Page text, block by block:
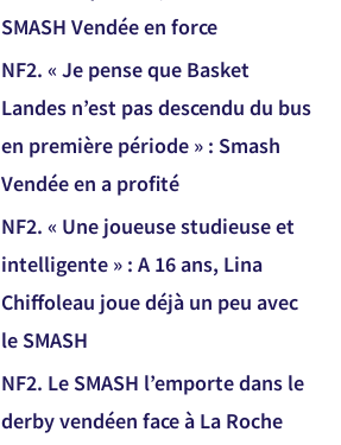
SMASH Vendée en force
NF2. « Je pense que Basket
Landes n’est pas descendu du bus
en première période » : Smash
Vendée en a profité
NF2. « Une joueuse studieuse et
intelligente » : A 16 ans, Lina
Chiffoleau joue déjà un peu avec
le SMASH
NF2. Le SMASH l’emporte dans le
derby vendéen face à La Roche